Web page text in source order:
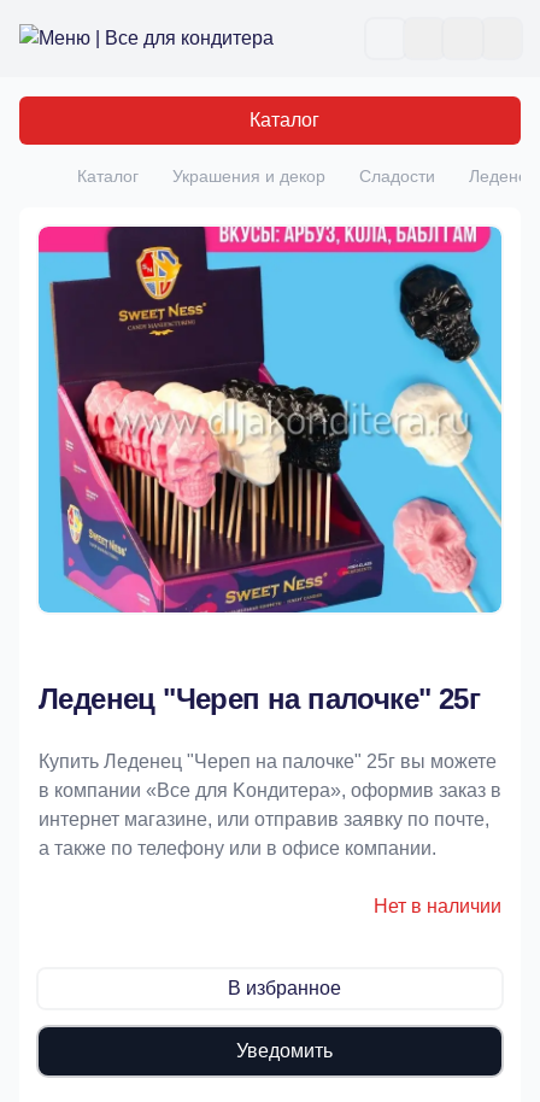
Все для кондитера
Каталог
Главная
Каталог Украшения и декор Сладости
Леденец "Череп на палочке" 25г
Купить Леденец "Череп на палочке" 25г вы можете
в компании «Bce для Koндитeрa», оформив заказ в
интернет магазине, или отправив заявку по почте,
а также по телефону или в офисе компании.
Нет в наличии
В избранное
Уведомить